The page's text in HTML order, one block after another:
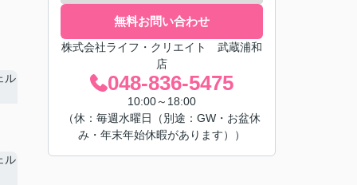
無料お問い合わせ
株式会社ライフ・クリエイト 武蔵浦和
店
048-836-5475
10:00～18:00
（休：毎週水曜日（別途：GW・お盆休
み・年末年始休暇があります））